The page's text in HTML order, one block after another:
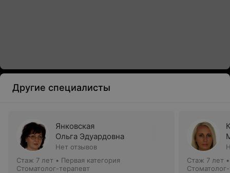
Другие специалисты
Янковская
Ольга Эдуардовна
Нет отзывов
Стаж 7 лет • Первая категория
Стоматолог-терапевт
Стаж 7 лет